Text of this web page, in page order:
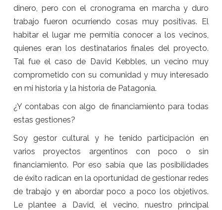
dinero, pero con el cronograma en marcha y duro
trabajo fueron ocurriendo cosas muy positivas. El
habitar el lugar me permitía conocer a los vecinos,
quienes eran los destinatarios finales del proyecto.
Tal fue el caso de David Kebbles, un vecino muy
comprometido con su comunidad y muy interesado
en mi historia y la historia de Patagonia.
¿Y contabas con algo de financiamiento para todas
estas gestiones?
Soy gestor cultural y he tenido participación en
varios proyectos argentinos con poco o sin
financiamiento. Por eso sabía que las posibilidades
de éxito radican en la oportunidad de gestionar redes
de trabajo y en abordar poco a poco los objetivos.
Le plantee a David, el vecino, nuestro principal